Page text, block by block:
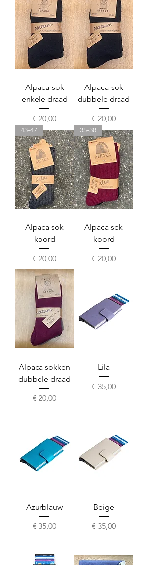
Alpaca-sok
enkele draad
Prijs
€ 20,00
Alpaca-sok
dubbele draad
Prijs
€ 20,00
43-47
Alpaca sok
koord
Prijs
€ 20,00
35-38
Alpaca sok
koord
Prijs
€ 20,00
Alpaca sokken
dubbele draad
Prijs
€ 20,00
Lila
Prijs
€ 35,00
Azurblauw
Prijs
€ 35,00
Beige
Prijs
€ 35,00